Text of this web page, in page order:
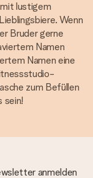
lustigem
Wenn
Bruder gerne
Namen
Namen eine
zum Befüllen
sein!
anmelden